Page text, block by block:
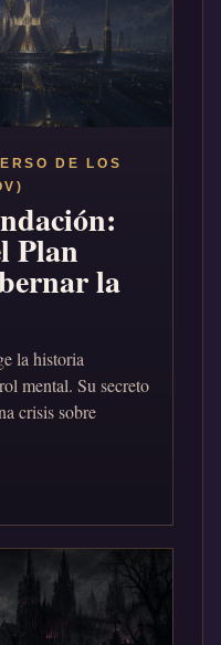
DE LOS
Plan
la
la historia
mental. Su secreto
crisis sobre